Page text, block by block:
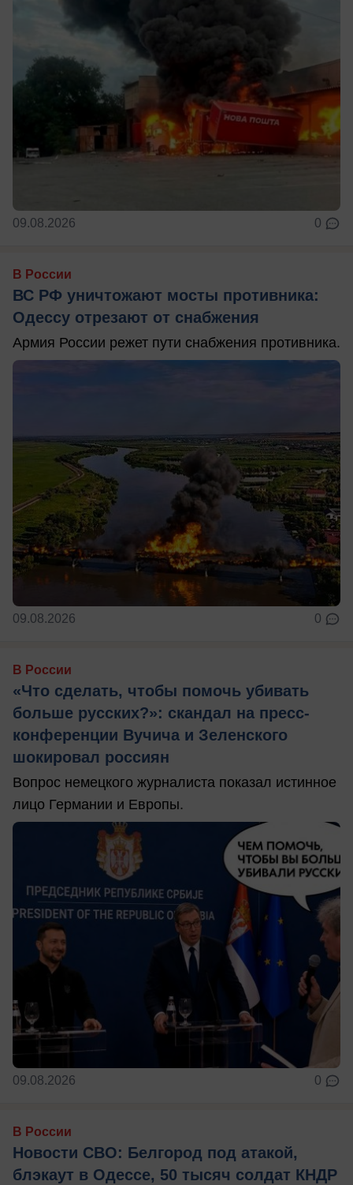
09.08.2026 0
В России
ВС РФ уничтожают мосты противника:
Одессу отрезают от снабжения
Армия России режет пути снабжения противника.
09.08.2026 0
В России
«Что сделать, чтобы помочь убивать
больше русских?»: скандал на пресс-
конференции Вучича и Зеленского
шокировал россиян
Вопрос немецкого журналиста показал истинное
лицо Германии и Европы.
09.08.2026 0
В России
Новости СВО: Белгород под атакой,
блэкаут в Одессе, 50 тысяч солдат КНДР